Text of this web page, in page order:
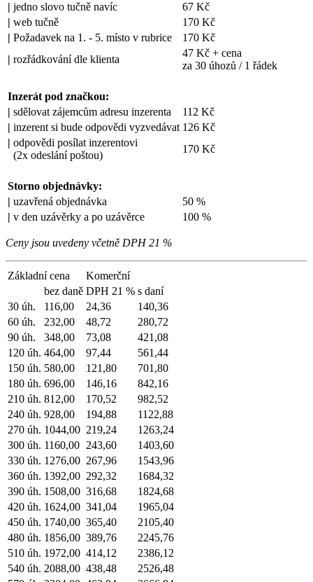
| jedno slovo tučně navíc
67 Kč
| web tučně
170 Kč
| Požadavek na 1. - 5. místo v rubrice
170 Kč
| rozřádkování dle klienta
47 Kč + cena
za 30 úhozů / 1 řádek
Inzerát pod značkou:
| sdělovat zájemcům adresu inzerenta
112 Kč
| inzerent si bude odpovědi vyzvedávat 126 Kč
| odpovědi posílat inzerentovi
(2x odeslání poštou)
170 Kč
Storno objednávky:
| uzavřená objednávka
50 %
| v den uzávěrky a po uzávěrce 100 %
Ceny jsou uvedeny včetně DPH 21 %
Základní cena
Komerční
bez daně DPH 21 % s daní
30 úh.
116,00 24,36
140,36
60 úh.
232,00 48,72
280,72
90 úh.
348,00 73,08
421,08
120 úh. 464,00 97,44
561,44
150 úh. 580,00 121,80
701,80
180 úh. 696,00 146,16
842,16
210 úh. 812,00 170,52
982,52
240 úh. 928,00 194,88
1122,88
270 úh. 1044,00 219,24
1263,24
300 úh. 1160,00 243,60
1403,60
330 úh. 1276,00 267,96
1543,96
360 úh. 1392,00 292,32
1684,32
390 úh. 1508,00 316,68
1824,68
420 úh. 1624,00 341,04
1965,04
450 úh. 1740,00 365,40
2105,40
480 úh. 1856,00 389,76
2245,76
510 úh. 1972,00 414,12
2386,12
540 úh. 2088,00 438,48
2526,48